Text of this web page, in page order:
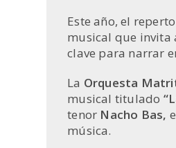
Este año, el
musical que invita
clave para narrar
La Orquesta
musical titulado
tenor Nacho Bas,
música.